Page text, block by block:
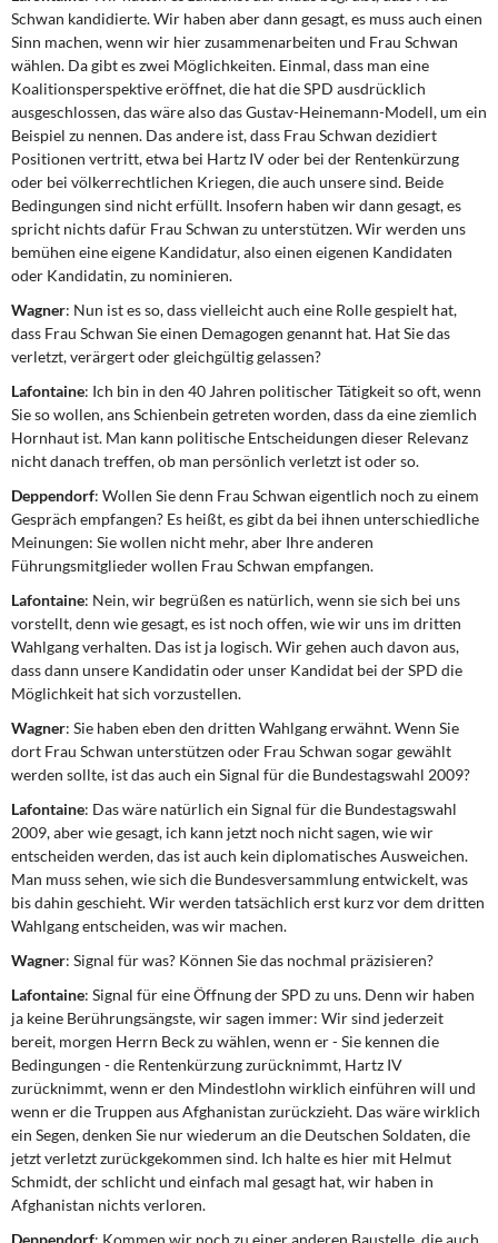
Schwan kandidierte. Wir haben aber dann gesagt, es muss auch einen
Sinn machen, wenn wir hier zusammenarbeiten und Frau Schwan
wählen. Da gibt es zwei Möglichkeiten. Einmal, dass man eine
Koalitionsperspektive eröffnet, die hat die SPD ausdrücklich
ausgeschlossen, das wäre also das Gustav-Heinemann-Modell, um ein
Beispiel zu nennen. Das andere ist, dass Frau Schwan dezidiert
Positionen vertritt, etwa bei Hartz IV oder bei der Rentenkürzung
oder bei völkerrechtlichen Kriegen, die auch unsere sind. Beide
Bedingungen sind nicht erfüllt. Insofern haben wir dann gesagt, es
spricht nichts dafür Frau Schwan zu unterstützen. Wir werden uns
bemühen eine eigene Kandidatur, also einen eigenen Kandidaten
oder Kandidatin, zu nominieren.
Wagner: Nun ist es so, dass vielleicht auch eine Rolle gespielt hat,
dass Frau Schwan Sie einen Demagogen genannt hat. Hat Sie das
verletzt, verärgert oder gleichgültig gelassen?
Lafontaine: Ich bin in den 40 Jahren politischer Tätigkeit so oft, wenn
Sie so wollen, ans Schienbein getreten worden, dass da eine ziemlich
Hornhaut ist. Man kann politische Entscheidungen dieser Relevanz
nicht danach treffen, ob man persönlich verletzt ist oder so.
Deppendorf: Wollen Sie denn Frau Schwan eigentlich noch zu einem
Gespräch empfangen? Es heißt, es gibt da bei ihnen unterschiedliche
Meinungen: Sie wollen nicht mehr, aber Ihre anderen
Führungsmitglieder wollen Frau Schwan empfangen.
Lafontaine: Nein, wir begrüßen es natürlich, wenn sie sich bei uns
vorstellt, denn wie gesagt, es ist noch offen, wie wir uns im dritten
Wahlgang verhalten. Das ist ja logisch. Wir gehen auch davon aus,
dass dann unsere Kandidatin oder unser Kandidat bei der SPD die
Möglichkeit hat sich vorzustellen.
Wagner: Sie haben eben den dritten Wahlgang erwähnt. Wenn Sie
dort Frau Schwan unterstützen oder Frau Schwan sogar gewählt
werden sollte, ist das auch ein Signal für die Bundestagswahl 2009?
Lafontaine: Das wäre natürlich ein Signal für die Bundestagswahl
2009, aber wie gesagt, ich kann jetzt noch nicht sagen, wie wir
entscheiden werden, das ist auch kein diplomatisches Ausweichen.
Man muss sehen, wie sich die Bundesversammlung entwickelt, was
bis dahin geschieht. Wir werden tatsächlich erst kurz vor dem dritten
Wahlgang entscheiden, was wir machen.
Wagner: Signal für was? Können Sie das nochmal präzisieren?
Lafontaine: Signal für eine Öffnung der SPD zu uns. Denn wir haben
ja keine Berührungsängste, wir sagen immer: Wir sind jederzeit
bereit, morgen Herrn Beck zu wählen, wenn er - Sie kennen die
Bedingungen - die Rentenkürzung zurücknimmt, Hartz IV
zurücknimmt, wenn er den Mindestlohn wirklich einführen will und
wenn er die Truppen aus Afghanistan zurückzieht. Das wäre wirklich
ein Segen, denken Sie nur wiederum an die Deutschen Soldaten, die
jetzt verletzt zurückgekommen sind. Ich halte es hier mit Helmut
Schmidt, der schlicht und einfach mal gesagt hat, wir haben in
Afghanistan nichts verloren.
Deppendorf: Kommen wir noch zu einer anderen Baustelle, die auch